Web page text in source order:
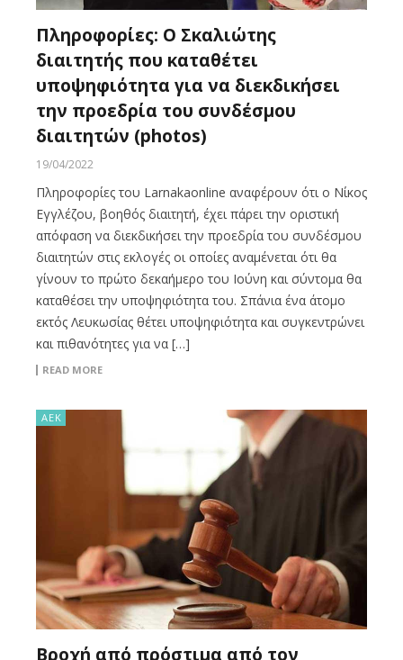
Πληροφορίες: Ο Σκαλιώτης
διαιτητής που καταθέτει
υποψηφιότητα για να διεκδικήσει
την προεδρία του συνδέσμου
διαιτητών (photos)
19/04/2022
Πληροφορίες του Larnakaonline αναφέρουν ότι ο Νίκος
Εγγλέζου, βοηθός διαιτητή, έχει πάρει την οριστική
απόφαση να διεκδικήσει την προεδρία του συνδέσμου
διαιτητών στις εκλογές οι οποίες αναμένεται ότι θα
γίνουν το πρώτο δεκαήμερο του Ιούνη και σύντομα θα
καταθέσει την υποψηφιότητα του. Σπάνια ένα άτομο
εκτός Λευκωσίας θέτει υποψηφιότητα και συγκεντρώνει
και πιθανότητες για να […]
READ MORE
ΑΕΚ
Βροχή από πρόστιμα από τον